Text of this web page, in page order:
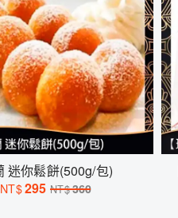
迷你鬆餅(500g/包)
NT$295 NT$360